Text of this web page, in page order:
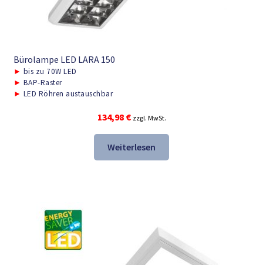
Bürolampe LED LARA 150
► bis zu 70W LED
► BAP-Raster
► LED Röhren austauschbar
134,98 € zzgl. MwSt.
Weiterlesen